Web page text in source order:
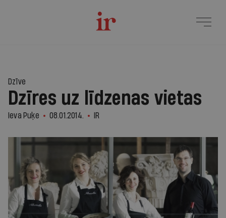
Dzīve
Dzīres uz līdzenas vietas
Ieva Puķe 08.01.2014. IR